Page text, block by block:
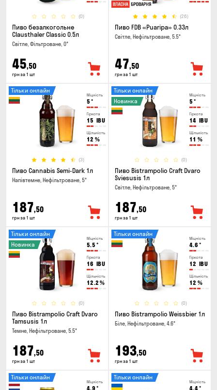
(0)
Пиво безалкогольне
Clausthaler Classic 0.5л
Світле, Фільтроване, 0°
45,50
грн за 1 шт
(26)
Пиво FDB «Puaripa» 0.33л
Світле, Нефільтроване, 5.5°
47,50
грн за 1 шт
Міцність
5 °
Гіркота
15 IBU
Щільність
12 %
(3)
Тільки онлайн
Пиво Cannabis Semi-Dark 1л
Напівтемне, Нефільтроване, 5°
187,50
грн за 1 шт
Міцність
5 °
Гіркота
14 IBU
Щільність
11 %
(0)
Тільки онлайн
Новинка
Пиво Bistrampolio Craft Dvaro
Sviesusis 1л
Світле, Нефільтроване, 5°
187,50
грн за 1 шт
Міцність
5.5 °
Гіркота
16 IBU
Щільність
12.2 %
(0)
Тільки онлайн
Новинка
Пиво Bistrampolio Craft Dvaro
Tamsusis 1л
Темне, Нефільтроване, 5.5°
187,50
грн за 1 шт
Міцність
4.6 °
Гіркота
12 IBU
Щільність
12 %
(0)
Тільки онлайн
Пиво Bistrampolio Weissbier 1л
Біле, Нефільтроване, 4.6°
193,50
грн за 1 шт
Міцність
4.9 °
Тільки онлайн
Міцність
4.4°
Тільки онлайн